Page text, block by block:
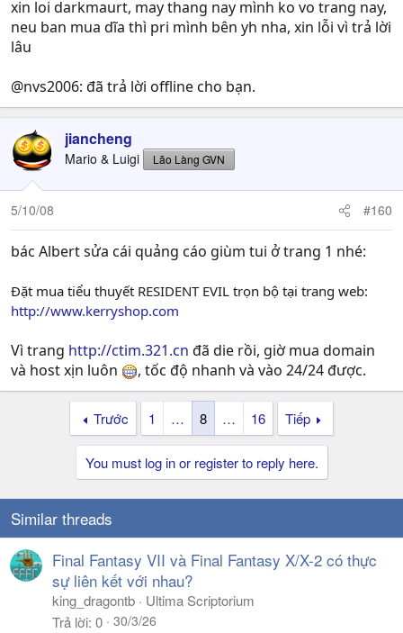
xin loi darkmaurt, may thang nay mình ko vo trang nay,
neu ban mua dĩa thì pri mình bên yh nha, xin lỗi vì trả lời
lâu
@nvs2006: đã trả lời offline cho bạn.
jiancheng
Mario & Luigi Lão Làng GVN
5/10/08 #160
bác Albert sửa cái quảng cáo giùm tui ở trang 1 nhé:
Đặt mua tiểu thuyết RESIDENT EVIL trọn bộ tại trang web:
http://www.kerryshop.com
Vì trang http://ctim.321.cn đã die rồi, giờ mua domain
và host xịn luôn
, tốc độ nhanh và vào 24/24 được.
Trước 1 … 8 … 16 Tiếp
You must log in or register to reply here.
Similar threads
Final Fantasy VII và Final Fantasy X/X-2 có thực
sự liên kết với nhau?
king_dragontb
Ultima Scriptorium
Trả lời 0 30/3/26